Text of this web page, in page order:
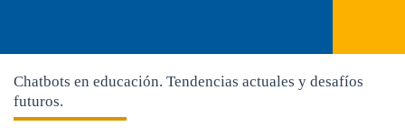
Chatbots en educación. Tendencias actuales y desafíos
futuros.